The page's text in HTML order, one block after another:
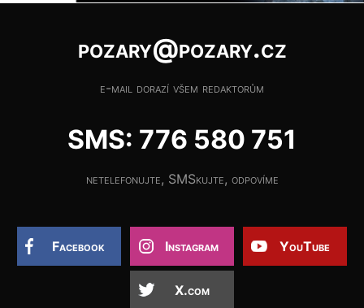
pozary@pozary.cz
e-mail dorazí všem redaktorům
SMS: 776 580 751
netelefonujte, SMSkujte, odpovíme
Facebook Instagram YouTube
X.com